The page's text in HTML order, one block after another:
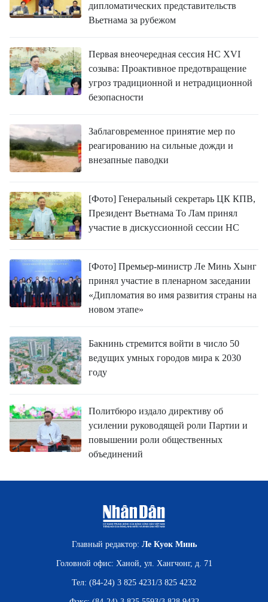
дипломатических представительств
Вьетнама за рубежом
Первая внеочередная сессия НС XVI
созыва: Проактивное предотвращение
угроз традиционной и нетрадиционной
безопасности
Заблаговременное принятие мер по
реагированию на сильные дожди и
внезапные паводки
[Фото] Генеральный секретарь ЦК КПВ,
Президент Вьетнама То Лам принял
участие в дискуссионной сессии НС
[Фото] Премьер-министр Ле Минь Хынг
принял участие в пленарном заседании
«Дипломатия во имя развития страны на
новом этапе»
Бакнинь стремится войти в число 50
ведущих умных городов мира к 2030
году
Политбюро издало директиву об
усилении руководящей роли Партии и
повышении роли общественных
объединений
Главный редактор: Ле Куок Минь
Головной офис: Ханой, ул. Хангчонг, д. 71
Тел: (84-24) 3 825 4231/3 825 4232